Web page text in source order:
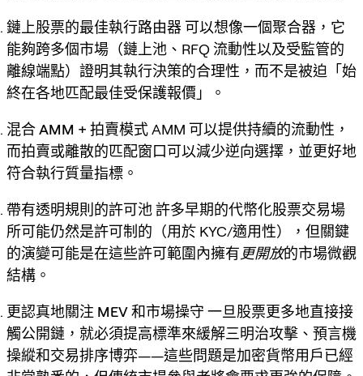
鏈上股票的最佳執行路由器 可以想像一個聚合器，它
能夠跨多個市場（鏈上池、RFQ 流動性以及受監管的
離線端點）證明其執行決策的合理性，而不是被迫「始
終在各地匹配最佳受保護報價」。
混合 AMM + 拍賣模式AMM 可以提供持續的流動性，
而拍賣或離散的匹配窗口可以減少逆向選擇，並更好地
符合執行質量指標。
帶有透明規則的許可池許多早期的代幣化股票交易場
所可能仍然是許可制的（用於 KYC/適用性），但關鍵
的演變可能是在這些許可範圍內擁有 更開放的市場微觀
結構。
更認真地關注 MEV 和市場操守 一旦股票更多地直接接
觸公開鏈，就必須提高標準來緩解三明治攻擊、預言機
操縱和交易排序博弈——這些問題是加密貨幣用戶已經